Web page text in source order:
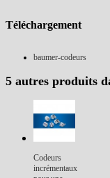
Téléchargement
baumer-codeurs
5 autres produits
Codeurs
incrémentaux